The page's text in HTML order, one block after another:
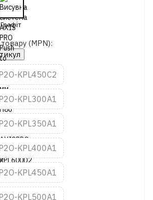
(MPN):
KPL450C2
KPL300A1
KPL350A1
KPL400A1
KPL450A1
KPL500A1